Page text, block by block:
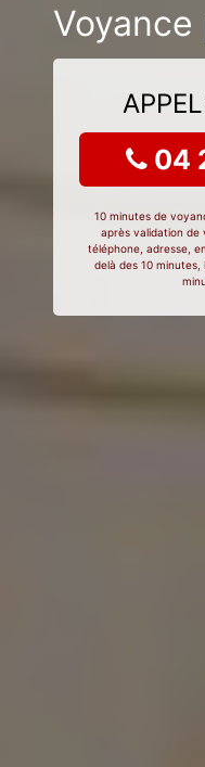
04
10 minutes de
après validation de
téléphone, adresse,
delà des 10